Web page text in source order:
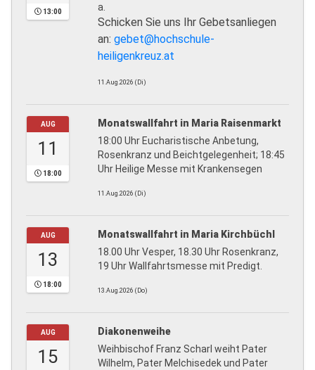
13:00
a.
Schicken Sie uns Ihr Gebetsanliegen
an: gebet@hochschule-
heiligenkreuz.at
11.Aug.2026 (Di)
AUG
11
18:00
Monatswallfahrt in Maria Raisenmarkt
18:00 Uhr Eucharistische Anbetung,
Rosenkranz und Beichtgelegenheit; 18:45
Uhr Heilige Messe mit Krankensegen
11.Aug.2026 (Di)
AUG
13
18:00
Monatswallfahrt in Maria Kirchbüchl
18.00 Uhr Vesper, 18.30 Uhr Rosenkranz,
19 Uhr Wallfahrtsmesse mit Predigt.
13.Aug.2026 (Do)
AUG
15
Diakonenweihe
Weihbischof Franz Scharl weiht Pater
Wilhelm, Pater Melchisedek und Pater